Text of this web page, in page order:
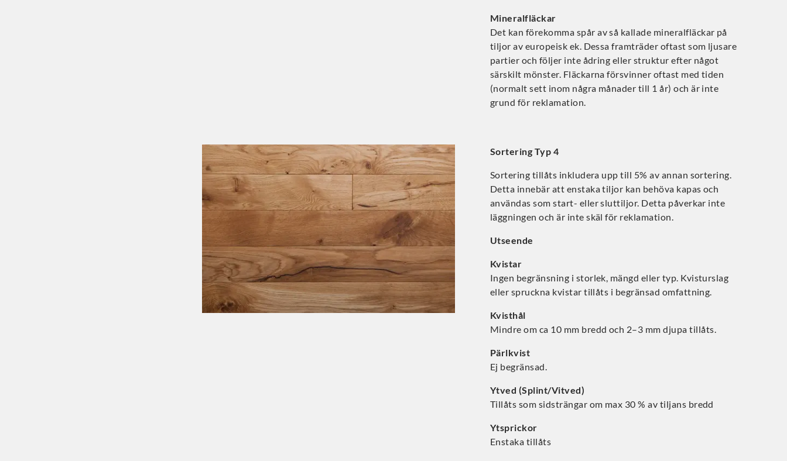
Mineralfläckar
Det kan förekomma spår av så kallade mineralfläckar på
tiljor av europeisk ek. Dessa framträder oftast som ljusare
partier och följer inte ådring eller struktur efter något
särskilt mönster. Fläckarna försvinner oftast med tiden
(normalt sett inom några månader till 1 år) och är inte
grund för reklamation.
Sortering Typ 4
Sortering tillåts inkludera upp till 5% av annan sortering.
Detta innebär att enstaka tiljor kan behöva kapas och
användas som start- eller sluttiljor. Detta påverkar inte
läggningen och är inte skäl för reklamation.
Utseende
Kvistar
Ingen begränsning i storlek, mängd eller typ. Kvisturslag
eller spruckna kvistar tillåts i begränsad omfattning.
Kvisthål
Mindre om ca 10 mm bredd och 2–3 mm djupa tillåts.
Pärlkvist
Ej begränsad.
Ytved (Splint/Vitved)
Tillåts som sidsträngar om max 30 % av tiljans bredd
Ytsprickor
Enstaka tillåts